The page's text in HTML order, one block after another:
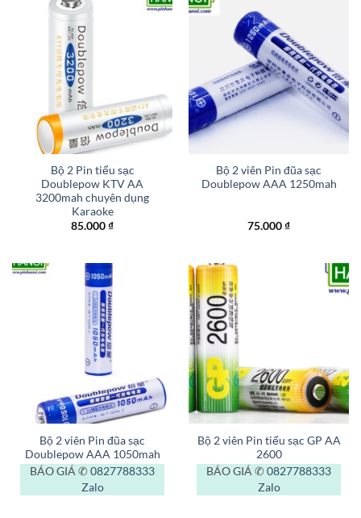
Bộ 2 Pin tiểu sạc
Doublepow KTV AA
3200mah chuyên dụng
Karaoke
85.000₫
Bộ 2 viên Pin đũa sạc
Doublepow AAA 1250mah
75.000₫
Bộ 2 viên Pin đũa sạc
Doublepow AAA 1050mah
BÁO GIÁ ✆ 0827788333
Zalo
Bộ 2 viên Pin tiểu sạc GP AA
2600
BÁO GIÁ ✆ 0827788333
Zalo